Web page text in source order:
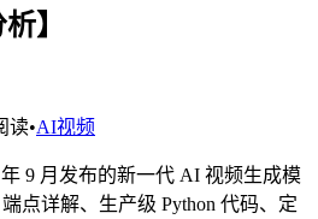
】
读•AI视频
年 9 月发布的新一代 AI 视频生成模
点详解、生产级 Python 代码、定